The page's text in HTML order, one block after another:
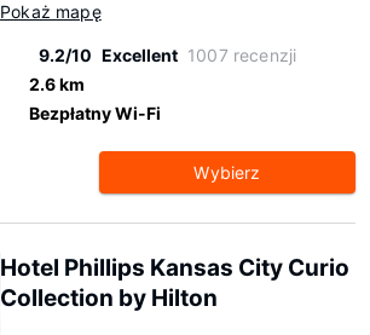
Pokaż mapę
9.2/10 Excellent 1007 recenzji
2.6 km
Bezpłatny Wi-Fi
Wybierz
Hotel Phillips Kansas City Curio
Collection by Hilton